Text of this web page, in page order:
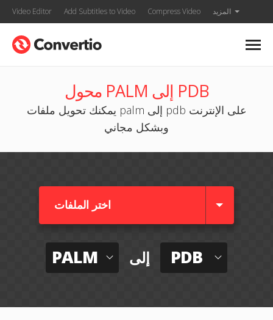
Video Editor Add Subtitles to Video Compress Video المزيد
محول PALM إلى PDB
يمكنك تحويل ملفات palm إلى pdb على الإنترنت
وبشكل مجاني
اختر الملفات
PALM إلى PDB